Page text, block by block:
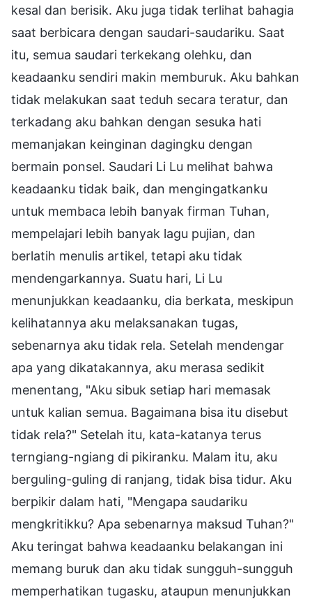
kesal dan berisik. Aku juga tidak terlihat bahagia
saat berbicara dengan saudari-saudariku. Saat
itu, semua saudari terkekang olehku, dan
keadaanku sendiri makin memburuk. Aku bahkan
tidak melakukan saat teduh secara teratur, dan
terkadang aku bahkan dengan sesuka hati
memanjakan keinginan dagingku dengan
bermain ponsel. Saudari Li Lu melihat bahwa
keadaanku tidak baik, dan mengingatkanku
untuk membaca lebih banyak firman Tuhan,
mempelajari lebih banyak lagu pujian, dan
berlatih menulis artikel, tetapi aku tidak
mendengarkannya. Suatu hari, Li Lu
menunjukkan keadaanku, dia berkata, meskipun
kelihatannya aku melaksanakan tugas,
sebenarnya aku tidak rela. Setelah mendengar
apa yang dikatakannya, aku merasa sedikit
menentang, "Aku sibuk setiap hari memasak
untuk kalian semua. Bagaimana bisa itu disebut
tidak rela?" Setelah itu, kata-katanya terus
terngiang-ngiang di pikiranku. Malam itu, aku
berguling-guling di ranjang, tidak bisa tidur. Aku
berpikir dalam hati, "Mengapa saudariku
mengkritikku? Apa sebenarnya maksud Tuhan?"
Aku teringat bahwa keadaanku belakangan ini
memang buruk dan aku tidak sungguh-sungguh
memperhatikan tugasku, ataupun menunjukkan